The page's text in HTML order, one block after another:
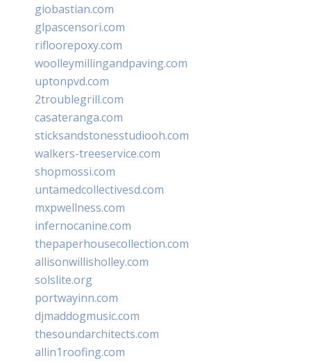
giobastian.com
glpascensori.com
rifloorepoxy.com
woolleymillingandpaving.com
uptonpvd.com
2troublegrill.com
casateranga.com
sticksandstonesstudiooh.com
walkers-treeservice.com
shopmossi.com
untamedcollectivesd.com
mxpwellness.com
infernocanine.com
thepaperhousecollection.com
allisonwillisholley.com
solslite.org
portwayinn.com
djmaddogmusic.com
thesoundarchitects.com
allin1roofing.com